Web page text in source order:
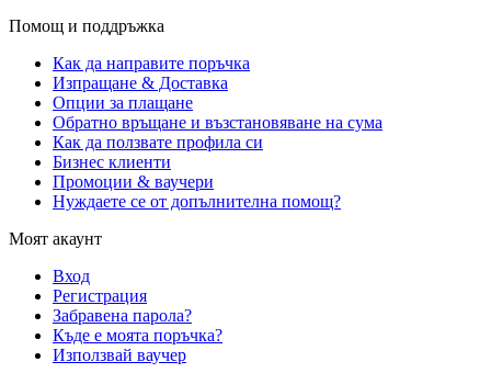
Помощ и поддръжка
Как да направите поръчка
Изпращане & Доставка
Опции за плащане
Обратно връщане и възстановяване на сума
Как да ползвате профила си
Бизнес клиенти
Промоции & ваучери
Нуждаете се от допълнителна помощ?
Моят акаунт
Вход
Регистрация
Забравена парола?
Къде е моята поръчка?
Използвай ваучер